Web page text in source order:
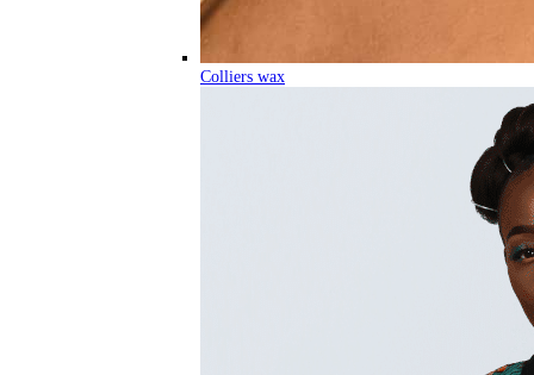
Colliers wax